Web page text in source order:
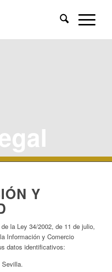
Y
la Ley 34/2002, de 11 de julio,
Información y Comercio
datos identificativos: